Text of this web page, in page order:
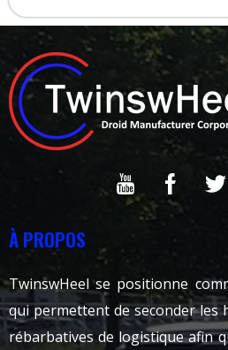
À PROPOS
TwinswHeel se positionne
qui permettent de seconder les
rébarbatives de logistique afin